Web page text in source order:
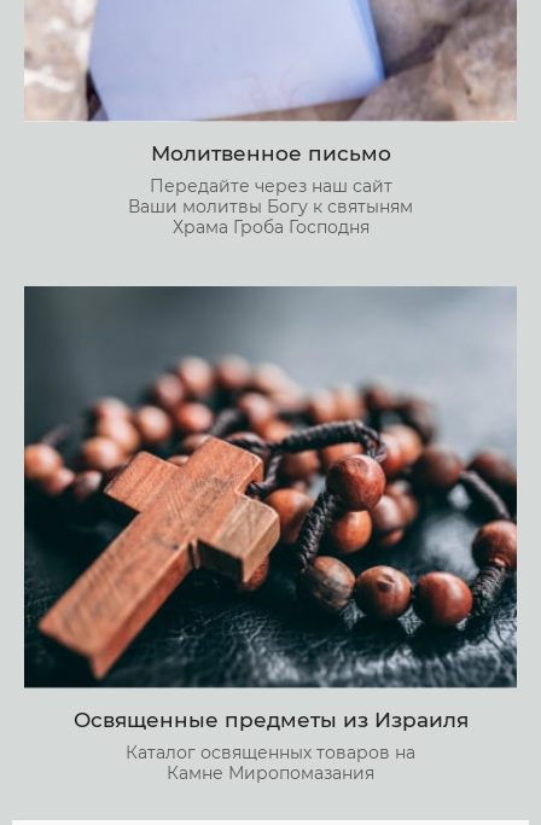
Молитвенное письмо
Передайте через наш сайт
Ваши молитвы Богу к святыням
Храма Гроба Господня
Освященные предметы из Израиля
Каталог освященных товаров на
Камне Миропомазания